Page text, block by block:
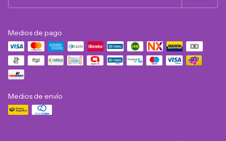
Medios de pago
Medios de envío